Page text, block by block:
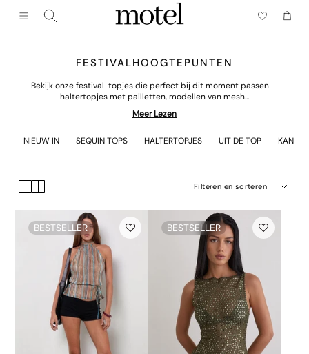
Menu
Sluiten (esc)
FESTIVALHOOGTEPUNTEN
Bekijk onze festival-topjes die perfect bij dit moment passen —
haltertopjes met pailletten, modellen van mesh...
Meer Lezen
NIEUW IN SEQUIN TOPS HALTERTOPJES UIT DE TOP
Filteren en sorteren
BESTSELLER BESTSELLER